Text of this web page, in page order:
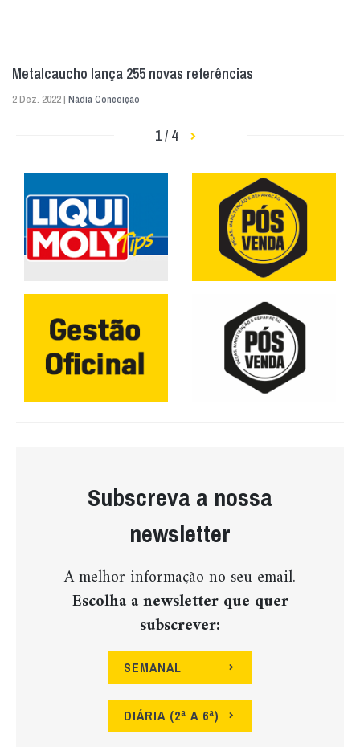
Metalcaucho lança 255 novas referências
2 Dez. 2022 | Nádia Conceição
1 / 4
Subscreva a nossa
newsletter
A melhor informação no seu email.
Escolha a newsletter que quer
subscrever:
SEMANAL
DIÁRIA (2ª A 6ª)